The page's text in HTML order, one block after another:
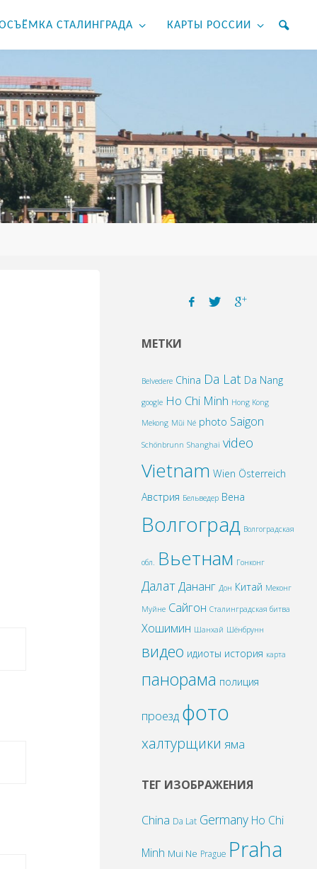
СТАЛИНГРАДА КАРТЫ РОССИИ
МЕТКИ
Belvedere China Da Lat Da Nang
google Ho Chi Minh Hong Kong
Mekong Mũi Né photo Saigon
Schönbrunn Shanghai video
Vietnam Wien Österreich
Австрия Бельведер Вена
Волгоград Волгоградская
обл. Вьетнам Гонконг
ДалатДананг Дон Китай Меконг
Муйне Сайгон Сталинградская битва
Хошимин Шанхай Шёнбрунн
видео идиоты история карта
панорама полиция
проезд фото
халтурщики яма
ТЕГ ИЗОБРАЖЕНИЯ
China Da Lat Germany Ho Chi
Minh Mui Ne Prague Praha